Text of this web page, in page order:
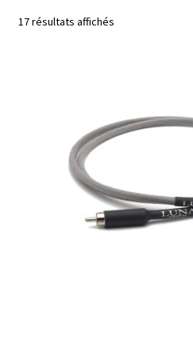
17 résultats affichésTrié